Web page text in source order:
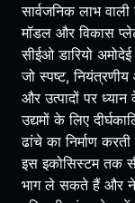
सार्वजनिक लाभ
मॉडल और विकास
सीईओ डारियो
जो स्पष्ट,
और उत्पादों पर
उद्यमों के लिए
ढांचे का निर्माण
इस इकोसिस्टम तक
भाग ले सकते हैं और